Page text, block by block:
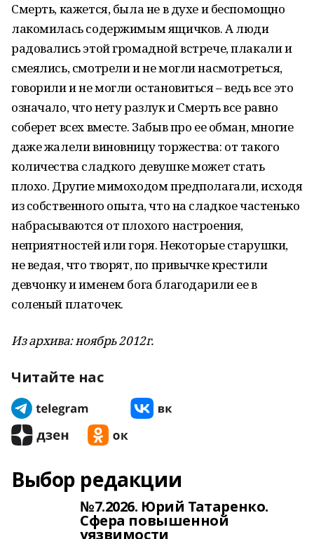
Смерть, кажется, была не в духе и беспомощно
лакомилась содержимым ящичков. А люди
радовались этой громадной встрече, плакали и
смеялись, смотрели и не могли насмотреться,
говорили и не могли остановиться – ведь все это
означало, что нету разлук и Смерть все равно
соберет всех вместе. Забыв про ее обман, многие
даже жалели виновницу торжества: от такого
количества сладкого девушке может стать
плохо. Другие мимоходом предполагали, исходя
из собственного опыта, что на сладкое частенько
набрасываются от плохого настроения,
неприятностей или горя. Некоторые старушки,
не ведая, что творят, по привычке крестили
девчонку и именем бога благодарили ее в
соленый платочек.
Из архива: ноябрь 2012г.
Читайте нас
Выбор редакции
№7.2026. Юрий Татаренко.
Сфера повышенной
уязвимости